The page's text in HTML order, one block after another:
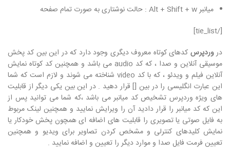
میانبر Alt + Shift + w : حالت نوشتاری به صورت تمام صفحه
[/tie_list]
دروردپرس کدهای کوتاه معروف دیگری وجود دارد که در این بین کد پخش
موسیقی آنلاین و صدا ، که کد audio می باشد و همچنین کد کوتاه نمایش
آنلاین فیلم و ویدئو ، که با کد video شناخته می شوند و لازم است که شما
این عبارت انگلیسی را در بین [] قرار دهید . در این بین یکی دیگر از قابلیت
های ویژه وردپرس تشخیص کد میانبر می باشد ،که شما می توانید پس از
این که کد میانبر را قرار دادید آن را ویرایش نمایید و همچنین لینک مربوط
به فایل صوتی یا تصویری را قابلیت های اضافه ای همچون پخش خودکار یا
نمایش کلیدهای کنترلی و مشخص کردن تصاویر برای ویدیو و همچنین
تعیین فرمت فایل صدا و موارد دیگر را تعیین و اضافه نمایید .